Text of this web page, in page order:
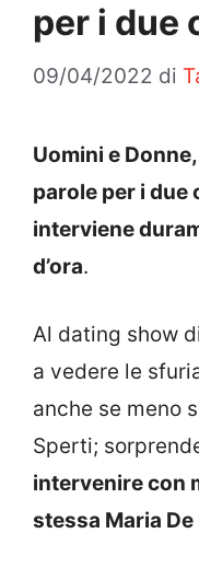
per i due
09/04/2022 di
Uomini e
parole per i
interviene
d’ora.
Al dating show
a vedere le
anche se meno
Sperti;
intervenire con
stessa Maria De